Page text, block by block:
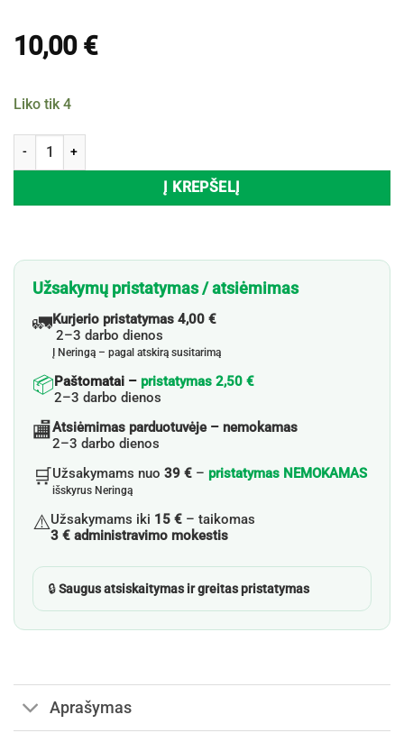
10,00 €
Liko tik 4
produkto kiekis: Grūstuvė GASTROMINO, 13 cm
Į KREPŠELĮ
Užsakymų pristatymas / atsiėmimas
🚛Kurjerio pristatymas 4,00 €
2–3 darbo dienos
Į Neringą – pagal atskirą susitarimą
📦 Paštomatai – pristatymas 2,50 €
2–3 darbo dienos
🏬Atsiėmimas parduotuvėje – nemokamas
2–3 darbo dienos
🛒 Užsakymams nuo 39 € – pristatymas NEMOKAMAS
išskyrus Neringą
⚠️Užsakymams iki 15 € – taikomas
3 € administravimo mokestis
🔒Saugus atsiskaitymas ir greitas pristatymas
Aprašymas